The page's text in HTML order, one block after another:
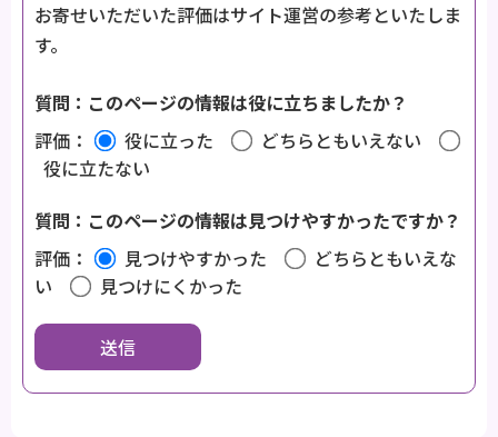
お寄せいただいた評価はサイト運営の参考といたしま
す。
質問：このページの情報は役に立ちましたか？
評価：
役に立った
どちらともいえない
役に立たない
質問：このページの情報は見つけやすかったですか？
評価：
見つけやすかった
どちらともいえな
い
見つけにくかった